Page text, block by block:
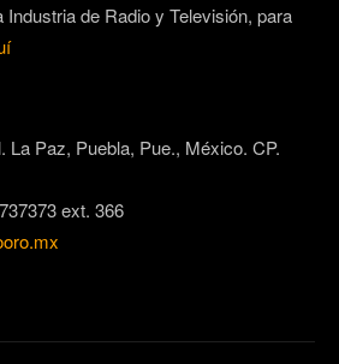
de Radio y Televisión, para
La Paz, Puebla, Pue., México. CP.
ext. 366